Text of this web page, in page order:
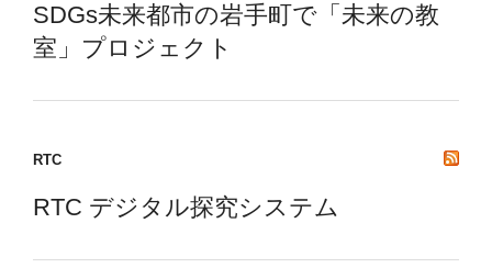
SDGs未来都市の岩手町で「未来の教
室」プロジェクト
RTC
RTC デジタル探究システム